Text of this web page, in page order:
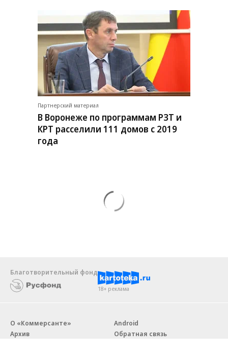
Партнерский материал
В Воронеже по программам РЗТ и
КРТ расселили 111 домов с 2019
года
Благотворительный фонд
18+ реклама
О «Коммерсанте»
Архив
Android
Обратная связь